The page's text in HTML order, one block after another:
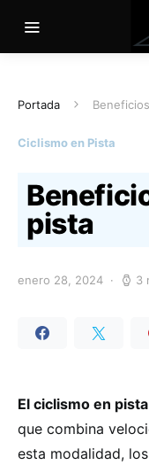
Portada
Ciclismo en Pista
pista
enero 28, 2024 3
El ciclismo en
que combina
esta modalidad,